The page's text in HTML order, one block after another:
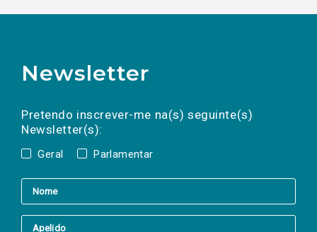
Newsletter
Pretendo inscrever-me na(s) seguinte(s)
Newsletter(s):
Geral Parlamentar
a(s) newsletter(s).
mail